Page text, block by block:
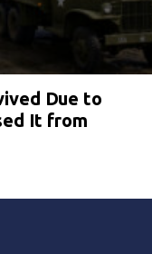
Due to
It from